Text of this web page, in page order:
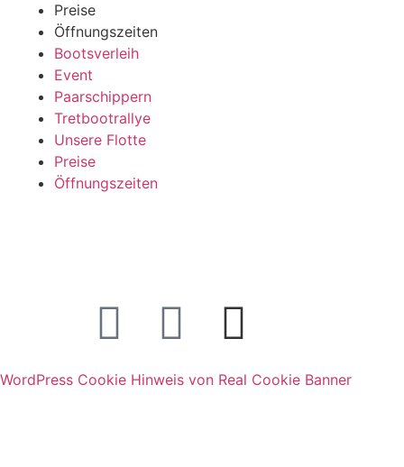
Preise
Öffnungszeiten
Bootsverleih
Event
Paarschippern
Tretbootrallye
Unsere Flotte
Preise
Öffnungszeiten
WordPress Cookie Hinweis von Real Cookie Banner